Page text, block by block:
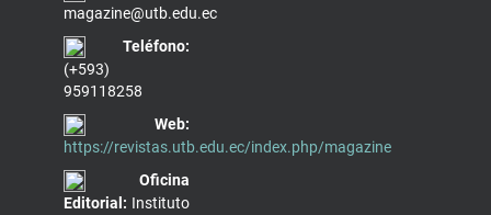
magazine@utb.edu.ec
Teléfono:
(+593)
959118258
Web:
https://revistas.utb.edu.ec/index.php/magazine
Oficina
Editorial: Instituto